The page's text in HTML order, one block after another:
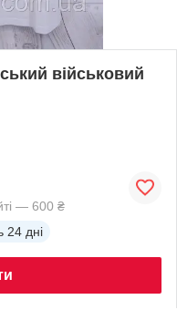
військовий
— 600 ₴
24 дні